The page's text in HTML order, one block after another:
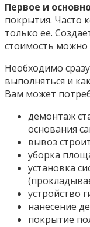
Первое и
покрытия. Часто
только ее.
стоимость можно
Необходимо
выполняться и
Вам может
демонтаж
основания
вывоз
уборка
установка
устройство
нанесение
покрытие